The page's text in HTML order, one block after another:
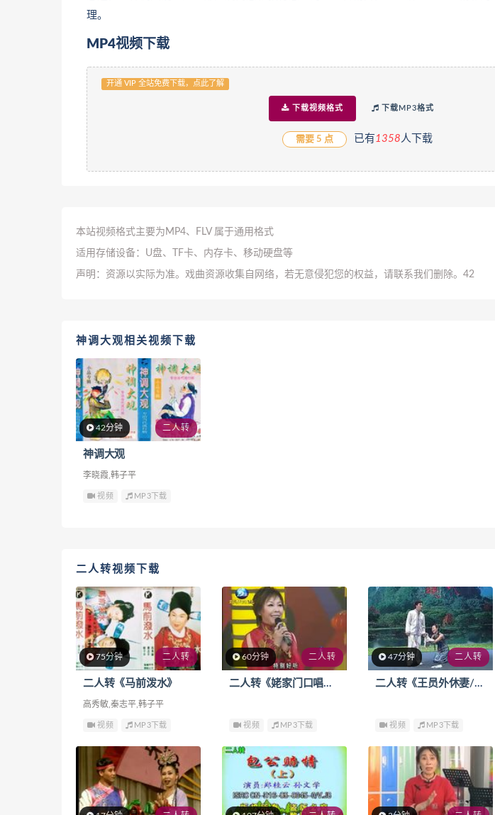
理。
MP4视频下载
开通 VIP 全站免费下载，点此了解
下载视频格式 下载MP3格式
需要 5 点 已有 1358人下载
本站视频格式主要为MP4、FLV 属于通用格式
适用存储设备：U盘、TF卡、内存卡、移动硬盘等
声明：资源以实际为准。戏曲资源收集自网络，若无意侵犯您的权益，请联系我们删除。 42
神调大观相关视频下载
42分钟 二人转
神调大观
李晓霞,韩子平
视频 MP3下载
二人转视频下载
75分钟 二人转
二人转《马前泼水》
高秀敏,秦志平,韩子平
视频 MP3下载
60分钟 二人转
二人转《姥家门口唱大戏 下集》
视频 MP3下载
47分钟 二人转
二人转《王员外休妻/富贵九子图》
视频 MP3下载